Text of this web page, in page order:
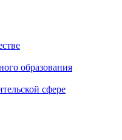
образования
сфере